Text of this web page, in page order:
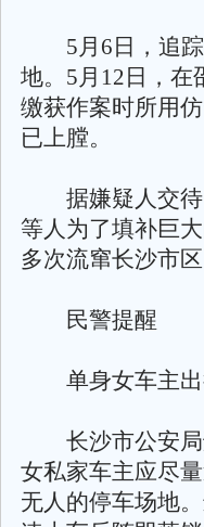
5月6日，追踪
地。5月12日，在
缴获作案时所用
已上膛。
据嫌疑人交待
等人为了填补巨
多次流窜长沙市
民警提醒
单身女车主出
长沙市公安局
女私家车主应尽
无人的停车场地